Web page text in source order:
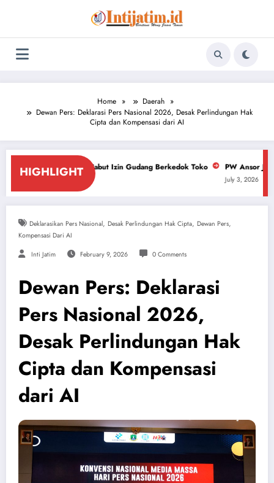
Home
Daerah
Dewan Pers: Deklarasi Pers Nasional 2026, Desak Perlindungan Hak
Cipta dan Kompensasi dari AI
HIGHLIGHT
Cabut Izin Gudang Berkedok Toko PW Ansor Jatim Desak Polda
Deklarasikan Pers Nasional, Desak Perlindungan Hak Cipta, Dewan Pers,
Kompensasi Dari AI
Inti Jatim February 9, 2026 0 Comments
Dewan Pers: Deklarasi
Pers Nasional 2026,
Desak Perlindungan Hak
Cipta dan Kompensasi
dari AI